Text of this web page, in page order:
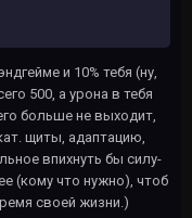
и 10% тебя (ну,
500, а урона в тебя
больше не выходит,
щиты, адаптацию,
впихнуть бы силу-
(кому что нужно), чтоб
своей жизни.)